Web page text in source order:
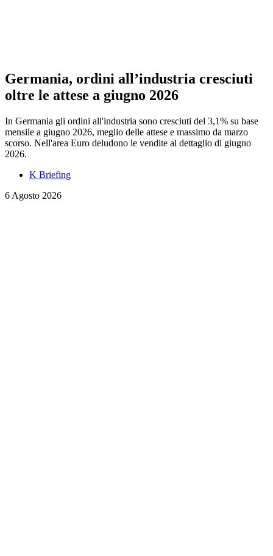
Germania, ordini all’industria cresciuti
oltre le attese a giugno 2026
In Germania gli ordini all'industria sono cresciuti del 3,1% su base
mensile a giugno 2026, meglio delle attese e massimo da marzo
scorso. Nell'area Euro deludono le vendite al dettaglio di giugno
2026.
K Briefing
6 Agosto 2026